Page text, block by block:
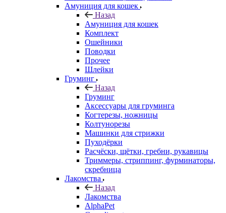
Амуниция для кошек
Назад
Амуниция для кошек
Комплект
Ошейники
Поводки
Прочее
Шлейки
Груминг
Назад
Груминг
Аксессуары для груминга
Когтерезы, ножницы
Колтунорезы
Машинки для стрижки
Пуходёрки
Расчёски, щётки, гребни, рукавицы
Триммеры, стриппинг, фурминаторы,
скребница
Лакомства
Назад
Лакомства
AlphaPet